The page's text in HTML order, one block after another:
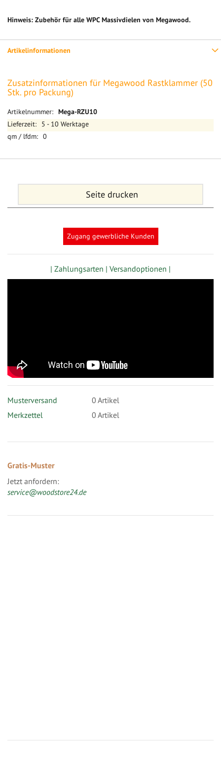
Hinweis: Zubehör für alle WPC Massivdielen von Megawood.
Artikelinformationen
Zusatzinformationen für Megawood Rastklammer (50
Stk. pro Packung)
Mehr
Informationen
Mega-RZU10
5 - 10 Werktage
0
Seite drucken
Zugang gewerbliche Kunden
| Zahlungsarten | Versandoptionen |
Musterversand 0 Artikel
Merkzettel
0 Artikel
Gratis-Muster
Jetzt anfordern:
service@woodstore24.de